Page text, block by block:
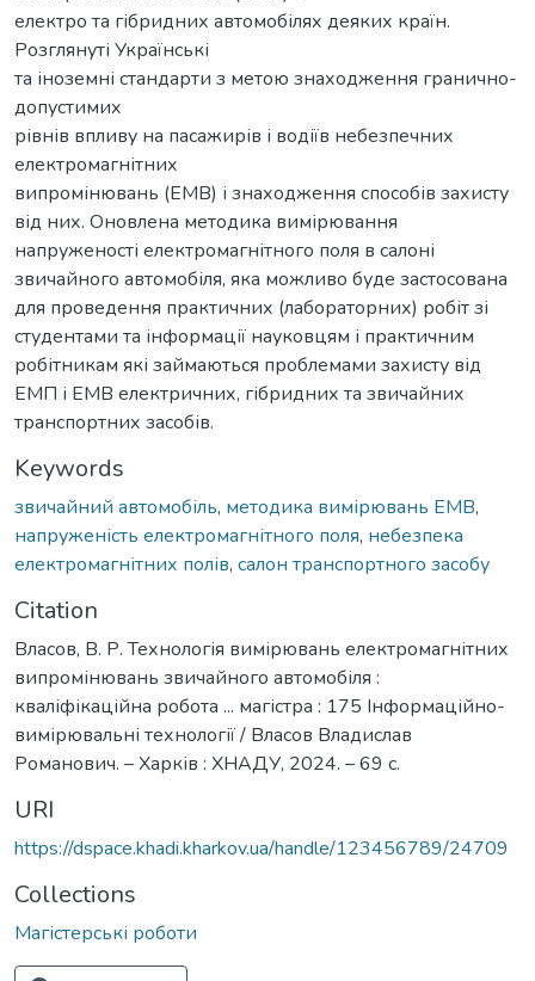
електро та гібридних автомобілях деяких країн.
Розглянуті Українські
та іноземні стандарти з метою знаходження гранично-
допустимих
рівнів впливу на пасажирів і водіїв небезпечних
електромагнітних
випромінювань (ЕМВ) і знаходження способів захисту
від них. Оновлена методика вимірювання
напруженості електромагнітного поля в салоні
звичайного автомобіля, яка можливо буде застосована
для проведення практичних (лабораторних) робіт зі
студентами та інформації науковцям і практичним
робітникам які займаються проблемами захисту від
ЕМП і ЕМВ електричних, гібридних та звичайних
транспортних засобів.
Keywords
звичайний автомобіль, методика вимірювань ЕМВ,
напруженість електромагнітного поля, небезпека
електромагнітних полів, салон транспортного засобу
Citation
Власов, В. Р. Технологія вимірювань електромагнітних
випромінювань звичайного автомобіля :
кваліфікаційна робота ... магістра : 175 Інформаційно-
вимірювальні технології / Власов Владислав
Романович. – Харків : ХНАДУ, 2024. – 69 с.
URI
https://dspace.khadi.kharkov.ua/handle/123456789/24709
Collections
Магістерські роботи